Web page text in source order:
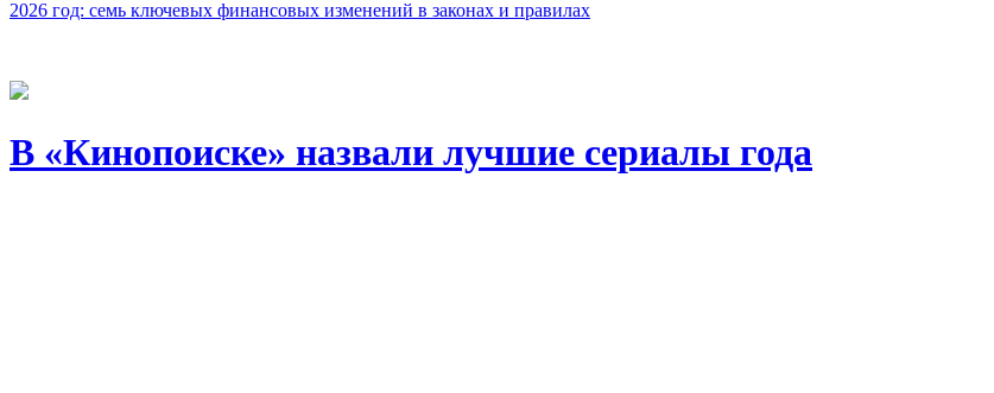
2026 год: семь ключевых финансовых изменений в законах и правилах
В «Кинопоиске» назвали лучшие сериалы года